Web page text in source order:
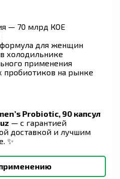
— 70 млрд КОЕ
формула для женщин
холодильнике
применения
пробиотиков на рынке
Probiotic, 90 капсул
— с гарантией
доставкой и лучшим
✨